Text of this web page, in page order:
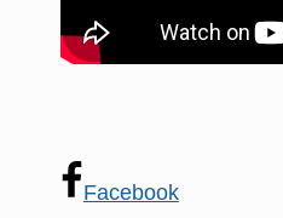
Facebook